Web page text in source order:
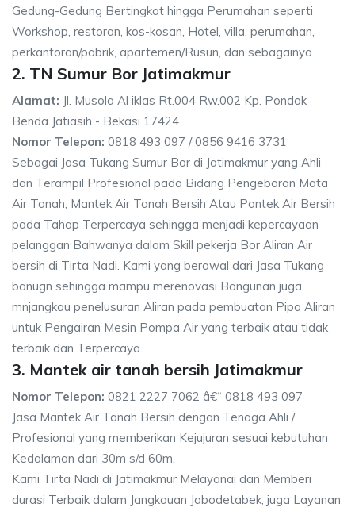
Gedung-Gedung Bertingkat hingga Perumahan seperti
Workshop, restoran, kos-kosan, Hotel, villa, perumahan,
perkantoran/pabrik, apartemen/Rusun, dan sebagainya.
2. TN Sumur Bor Jatimakmur
Alamat: Jl. Musola Al iklas Rt.004 Rw.002 Kp. Pondok
Benda Jatiasih - Bekasi 17424
Nomor Telepon: 0818 493 097 / 0856 9416 3731
Sebagai Jasa Tukang Sumur Bor di Jatimakmur yang Ahli
dan Terampil Profesional pada Bidang Pengeboran Mata
Air Tanah, Mantek Air Tanah Bersih Atau Pantek Air Bersih
pada Tahap Terpercaya sehingga menjadi kepercayaan
pelanggan Bahwanya dalam Skill pekerja Bor Aliran Air
bersih di Tirta Nadi. Kami yang berawal dari Jasa Tukang
banugn sehingga mampu merenovasi Bangunan juga
mnjangkau penelusuran Aliran pada pembuatan Pipa Aliran
untuk Pengairan Mesin Pompa Air yang terbaik atau tidak
terbaik dan Terpercaya.
3. Mantek air tanah bersih Jatimakmur
Nomor Telepon: 0821 2227 7062 â€“ 0818 493 097
Jasa Mantek Air Tanah Bersih dengan Tenaga Ahli /
Profesional yang memberikan Kejujuran sesuai kebutuhan
Kedalaman dari 30m s/d 60m.
Kami Tirta Nadi di Jatimakmur Melayanai dan Memberi
durasi Terbaik dalam Jangkauan Jabodetabek, juga Layanan